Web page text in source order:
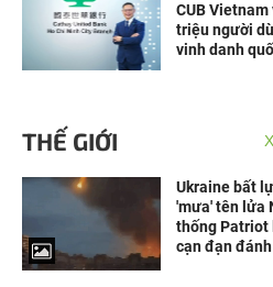
CUB Vietnam
triệu người
vinh danh
THẾ GIỚI
Ukraine bất
'mưa' tên lửa
thống Patriot
cạn đạn